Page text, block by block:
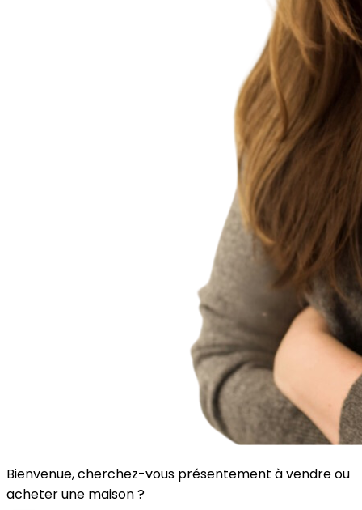
Bienvenue, cherchez-vous présentement à vendre ou
acheter une maison ?